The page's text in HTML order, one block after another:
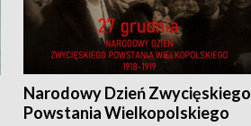
Narodowy Dzień Zwycięskiego
Powstania Wielkopolskiego